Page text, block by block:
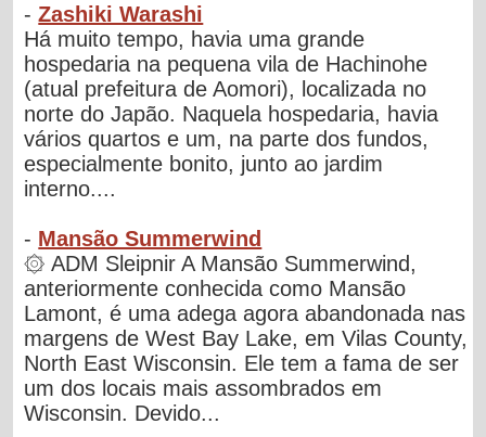
-Zashiki Warashi
Há muito tempo, havia uma grande
hospedaria na pequena vila de Hachinohe
(atual prefeitura de Aomori), localizada no
norte do Japão. Naquela hospedaria, havia
vários quartos e um, na parte dos fundos,
especialmente bonito, junto ao jardim
interno....
- Mansão Summerwind
۞ ADM Sleipnir A Mansão Summerwind,
anteriormente conhecida como Mansão
Lamont, é uma adega agora abandonada nas
margens de West Bay Lake, em Vilas County,
North East Wisconsin. Ele tem a fama de ser
um dos locais mais assombrados em
Wisconsin. Devido...